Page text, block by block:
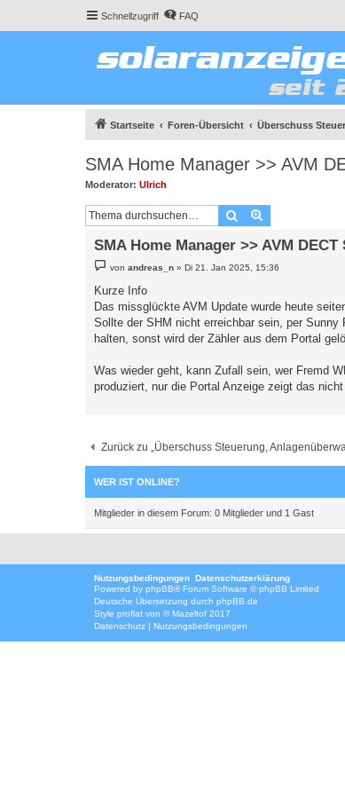
Schnellzugriff FAQ
Startseite Foren-Übersicht Überschuss
SMA Home Manager >> AVM
Moderator: Ulrich
Suche
SMA Home Manager >> AVM
e
t
r
a
g
vonandreas_n »Di 21. Jan 2025, 15:36
Kurze Info
Das missglückte AVM Update wurde heute
Sollte der SHM nicht erreichbar sein, per
halten, sonst wird der Zähler aus dem Portal
Was wieder geht, kann Zufall sein, wer Fremd
produziert, nur die Portal Anzeige zeigt das
Zurück zu „Überschuss Steuerung,
WER IST ONLINE?
Mitglieder in diesem Forum: 0 Mitglieder und 1 Gast
Nutzungsbedingungen Datenschutzerklärung
Powered by phpBB® Forum Software © phpBB Limited
Deutsche Übersetzung durch phpBB.de
Style proflat von ©Mazeltof 2017
Datenschutz | Nutzungsbedingungen